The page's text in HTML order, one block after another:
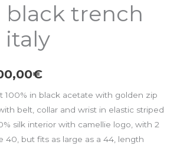
black trench
italy
€
100% in black acetate with golden zip
belt, collar and wrist in elastic striped
silk interior with camellie logo, with 2
40, but fits as large as a 44, length